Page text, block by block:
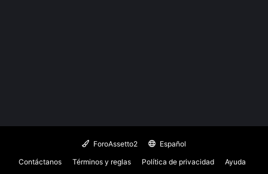
ForoAssetto2
Español
Contáctanos
Términos y reglas Política de privacidad Ayuda